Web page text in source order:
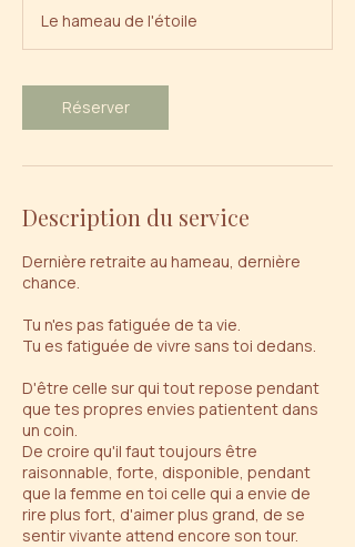
y
s
Le hameau de l'étoile
Réserver
Description du service
Dernière retraite au hameau, dernière
chance.
Tu n'es pas fatiguée de ta vie.
Tu es fatiguée de vivre sans toi dedans.
D'être celle sur qui tout repose pendant
que tes propres envies patientent dans
un coin.
De croire qu'il faut toujours être
raisonnable, forte, disponible, pendant
que la femme en toi celle qui a envie de
rire plus fort, d'aimer plus grand, de se
sentir vivante attend encore son tour.